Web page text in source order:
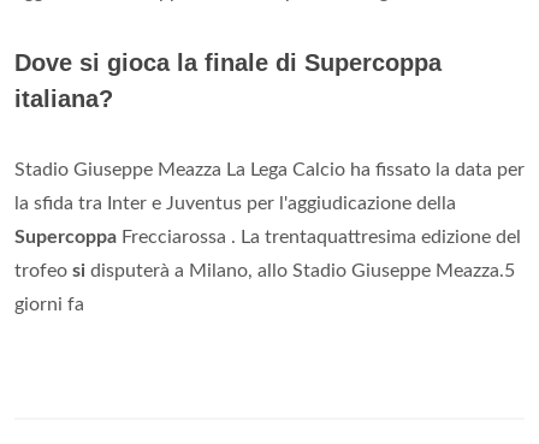
Dove si gioca la finale di Supercoppa
italiana?
Stadio Giuseppe Meazza La Lega Calcio ha fissato la data per
la sfida tra Inter e Juventus per l'aggiudicazione della
Supercoppa Frecciarossa . La trentaquattresima edizione del
trofeo si disputerà a Milano, allo Stadio Giuseppe Meazza.5
giorni fa